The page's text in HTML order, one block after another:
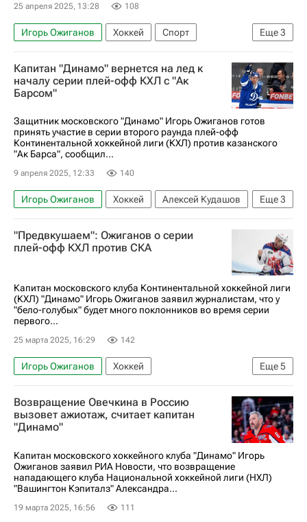
25 апреля 2025, 13:28 108
Еще3
Игорь Ожиганов Хоккей
Спорт
ХК Динамо (Москва)
КХЛ 2025-2026
Кубок Гагарина
Капитан "Динамо" вернется на лед к
началу серии плей-офф КХЛ с "Ак
Барсом"
Защитник московского "Динамо" Игорь Ожиганов готов
принять участие в серии второго раунда плей-офф
Континентальной хоккейной лиги (КХЛ) против казанского
"Ак Барса", сообщил...
9 апреля 2025, 12:33 140
Еще3
Игорь Ожиганов Хоккей
Алексей Кудашов
Кирилл Готовец
Ак Барс КХЛ 2025-2026
"Предвкушаем": Ожиганов о серии
плей-офф КХЛ против СКА
Капитан московского клуба Континентальной хоккейной лиги
(КХЛ) "Динамо" Игорь Ожиганов заявил журналистам, что у
"бело-голубых" будет много поклонников во время серии
первого...
25 марта 2025, 16:29 142
Еще5
Игорь Ожиганов
Хоккей
ХК Динамо (Москва)
СКА (Санкт-Петербург)
Капитан
КХЛ 2025-2026 Спорт
Возвращение Овечкина в Россию
вызовет ажиотаж, считает капитан
"Динамо"
Капитан московского хоккейного клуба "Динамо" Игорь
Ожиганов заявил РИА Новости, что возвращение
нападающего клуба Национальной хоккейной лиги (НХЛ)
"Вашингтон Кэпиталз" Александра...
19 марта 2025, 16:56 111